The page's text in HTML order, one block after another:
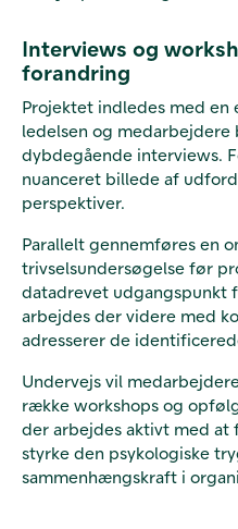
Interviews og
forandring
Projektet indledes med en
ledelsen og
dybdegående interviews.
nuanceret billede af
perspektiver.
Parallelt gennemføres en
trivselsundersøgelse før
datadrevet udgangspunkt
arbejdes der videre med
adresserer de
Undervejs vil
række workshops og
der arbejdes aktivt med at
styrke den psykologiske
sammenhængskraft i